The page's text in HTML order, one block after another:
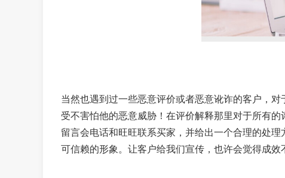
当然也遇到过一些恶意评价或者恶意讹诈的客户，
受不害怕他的恶意威胁！在评价解释那里对于所有
留言会电话和旺旺联系买家，并给出一个合理的处
可信赖的形象。让客户给我们宣传，也许会觉得成